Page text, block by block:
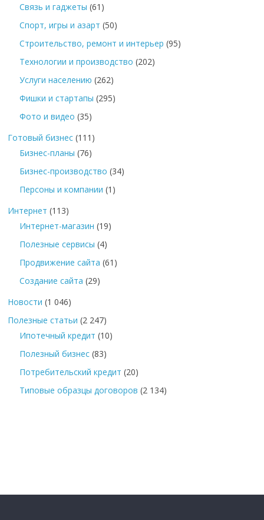
Связь и гаджеты (61)
Спорт, игры и азарт (50)
Строительство, ремонт и интерьер (95)
Технологии и производство (202)
Услуги населению (262)
Фишки и стартапы (295)
Фото и видео (35)
Готовый бизнес (111)
Бизнес-планы (76)
Бизнес-производство (34)
Персоны и компании (1)
Интернет (113)
Интернет-магазин (19)
Полезные сервисы (4)
Продвижение сайта (61)
Создание сайта (29)
Новости (1 046)
Полезные статьи (2 247)
Ипотечный кредит (10)
Полезный бизнес (83)
Потребительский кредит (20)
Типовые образцы договоров (2 134)